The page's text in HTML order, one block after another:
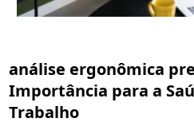
análise ergonômica
Importância para a
Trabalho